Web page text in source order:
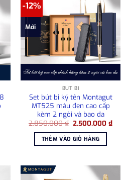
₫.
-12%
Mới
BÚT BI
Set bút bi ký tên Montagut
MT525 màu đen cao cấp
kèm 2 ngòi và bao da
2.850.000₫ Giá
là:
2.850.000 ₫.
2.500.000₫Giá
hiện
THÊM VÀO GIỎ HÀNG